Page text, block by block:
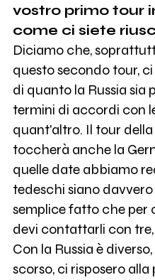
vostro primo tour
come ci siete
Diciamo che,
questo secondo tour,
di quanto la Russia sia
termini di accordi con
quant'altro. Il tour
toccherà anche la
quelle date abbiamo
tedeschi siano
semplice fatto che per
devi contattarli con
Con la Russia è
scorso, ci risposero